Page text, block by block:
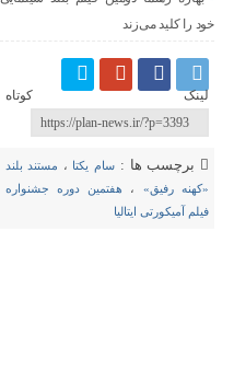
خود را کلید می‌زند
لینک کوتاه
برچسب ها : سام یکتا ، مستند بلند
«کهنه رفیق» ، هفتمین دوره جشنواره
فیلم آمیکورتی ایتالیا